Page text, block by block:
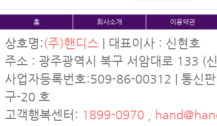
홈 회사소개 이용약관
상호명:(주)핸디스 | 대표이사 : 신현호
주소 : 광주광역시 북구 서암대로 133 (
사업자등록번호:509-86-00312 | 통신
구-20 호
고객행복센터: 1899-0970 ,